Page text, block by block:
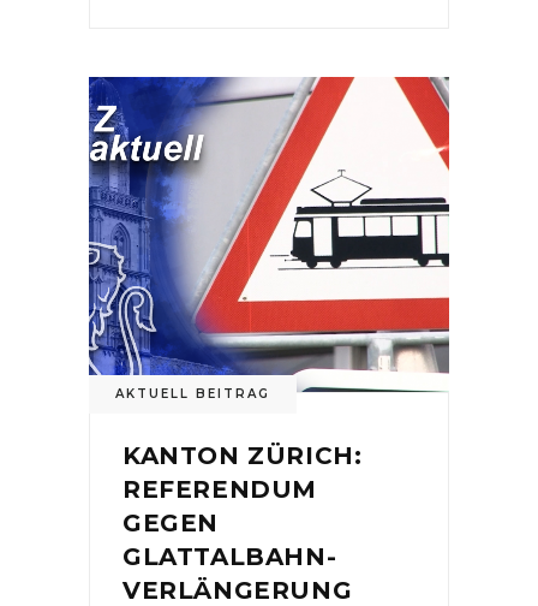
AKTUELL BEITRAG
KANTON ZÜRICH:
REFERENDUM
GEGEN
GLATTALBAHN-
VERLÄNGERUNG